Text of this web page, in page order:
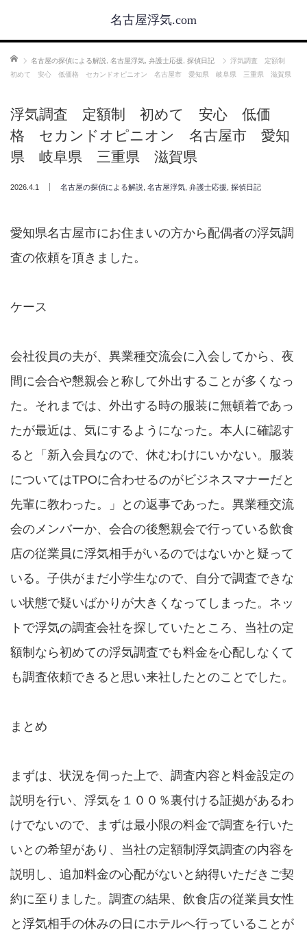
名古屋浮気.com
ホーム 名古屋の探偵による解説 名古屋浮気 弁護士応援 探偵日記
浮気調査 定額制
初めて 安心 低価格 セカンドオピニオン 名古屋市 愛知県 岐阜県 三重県 滋賀県
浮気調査 定額制 初めて 安心 低価
格 セカンドオピニオン 名古屋市 愛知
県 岐阜県 三重県 滋賀県
2026.4.1 名古屋の探偵による解説 名古屋浮気 弁護士応援 探偵日記
愛知県名古屋市にお住まいの方から配偶者の浮気調
査の依頼を頂きました。
ケース
会社役員の夫が、異業種交流会に入会してから、夜
間に会合や懇親会と称して外出することが多くなっ
た。それまでは、外出する時の服装に無頓着であっ
たが最近は、気にするようになった。本人に確認す
ると「新入会員なので、休むわけにいかない。服装
についてはTPOに合わせるのがビジネスマナーだと
先輩に教わった。」との返事であった。異業種交流
会のメンバーか、会合の後懇親会で行っている飲食
店の従業員に浮気相手がいるのではないかと疑って
いる。子供がまだ小学生なので、自分で調査できな
い状態で疑いばかりが大きくなってしまった。ネッ
トで浮気の調査会社を探していたところ、当社の定
額制なら初めての浮気調査でも料金を心配しなくて
も調査依頼できると思い来社したとのことでした。
まとめ
まずは、状況を伺った上で、調査内容と料金設定の
説明を行い、浮気を１００％裏付ける証拠があるわ
けでないので、まずは最小限の料金で調査を行いた
いとの希望があり、当社の定額制浮気調査の内容を
説明し、追加料金の心配がないと納得いただきご契
約に至りました。調査の結果、飲食店の従業員女性
と浮気相手の休みの日にホテルへ行っていることが